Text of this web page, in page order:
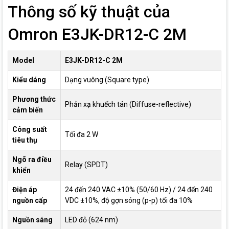
Thông số kỹ thuật của
Omron E3JK-DR12-C 2M
Model E3JK-DR12-C 2M
Kiểu dáng Dạng vuông (Square type)
Phương thức
cảm biến
Phản xạ khuếch tán (Diffuse-reflective)
Công suất
tiêu thụ
Tối đa 2 W
Ngõ ra điều
khiển
Relay (SPDT)
Điện áp
nguồn cấp
24 đến 240 VAC ±10% (50/60 Hz) / 24 đến 240
VDC ±10%, độ gợn sóng (p-p) tối đa 10%
Nguồn sáng LED đỏ (624 nm)